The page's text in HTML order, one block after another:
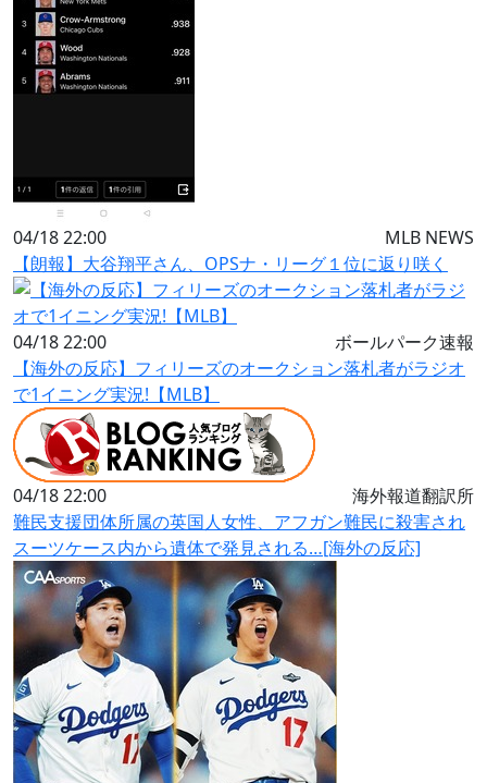
04/18 22:00
MLB NEWS
【朗報】大谷翔平さん、OPSナ・リーグ１位に返り咲く
04/18 22:00
ボールパーク速報
【海外の反応】フィリーズのオークション落札者がラジオ
で1イニング実況!【MLB】
04/18 22:00
海外報道翻訳所
難民支援団体所属の英国人女性、アフガン難民に殺害され
スーツケース内から遺体で発見される…[海外の反応]